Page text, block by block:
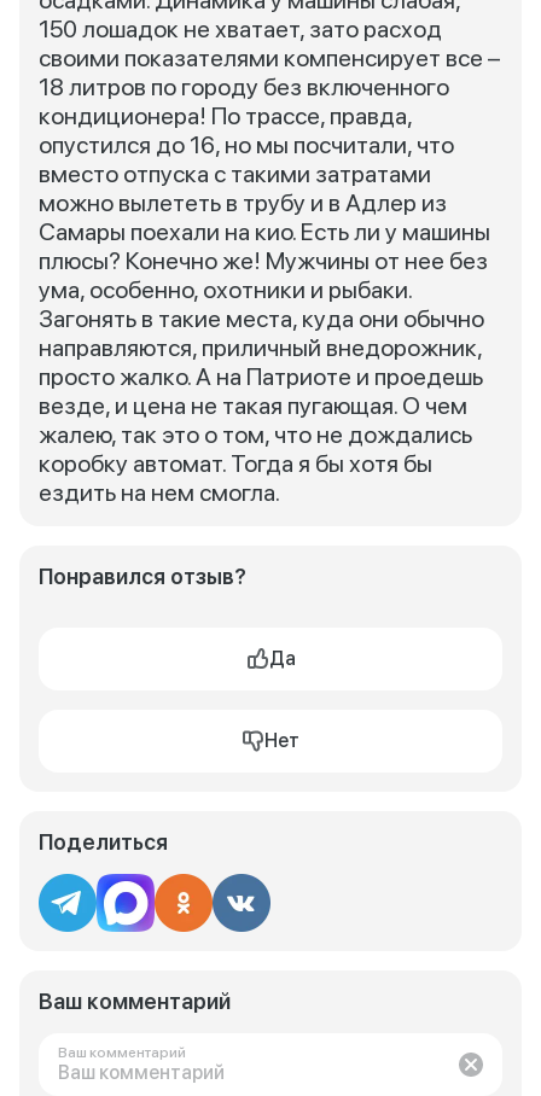
150 лошадок не хватает, зато расход
своими показателями компенсирует все –
18 литров по городу без включенного
кондиционера! По трассе, правда,
опустился до 16, но мы посчитали, что
вместо отпуска с такими затратами
можно вылететь в трубу и в Адлер из
Самары поехали на кио. Есть ли у машины
плюсы? Конечно же! Мужчины от нее без
ума, особенно, охотники и рыбаки.
Загонять в такие места, куда они обычно
направляются, приличный внедорожник,
просто жалко. А на Патриоте и проедешь
везде, и цена не такая пугающая. О чем
жалею, так это о том, что не дождались
коробку автомат. Тогда я бы хотя бы
ездить на нем смогла.
Понравился отзыв?
Да
Нет
Поделиться
Ваш комментарий
Ваш комментарий